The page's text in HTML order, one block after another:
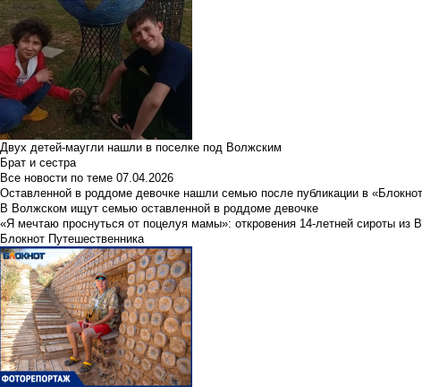
Двух детей-маугли нашли в поселке под Волжским
Брат и сестра
Все новости по теме 07.04.2026
Оставленной в роддоме девочке нашли семью после публикации в
В Волжском ищут семью оставленной в роддоме девочке
«Я мечтаю проснуться от поцелуя мамы»: откровения 14-летней сироты из
Блокнот Путешественника